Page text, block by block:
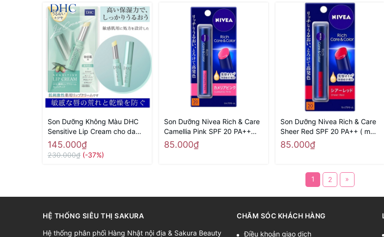
Son Dưỡng Không Màu DHC
Sensitive Lip Cream cho da
nhạy cảm - Hàng Nhật nội địa
145.000₫
230.000₫ (-37%)
Son Dưỡng Nivea Rich & Care
Camellia Pink SPF 20 PA++
(màu hồng) - Hàng Nhật nội
địa
85.000₫
Son Dưỡng Nivea Rich & Care
Sheer Red SPF 20 PA++ ( màu
đỏ tươi) - Hàng Nhật nội địa
85.000₫
1 2 »
HỆ THỐNG SIÊU THỊ SAKURA
Hệ thống phân phối Hàng Nhật nội địa & Sakura Beauty
CHĂM SÓC KHÁCH HÀNG
Điều khoản giao dịch